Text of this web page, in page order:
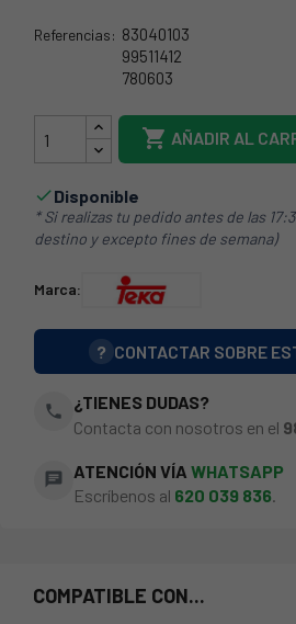
Referencias: 83040103
99511412
780603
 AÑADIR AL
Disponible
* Si realizas tu pedido antes de las
destino y excepto fines de semana)
Marca:
? CONTACTAR SOBRE
phone
¿TIENES DUDAS?
Contacta con nosotros en el
chat ATENCIÓN VÍA WHATSAPP
Escríbenos al 620 039 836.
COMPATIBLE CON...